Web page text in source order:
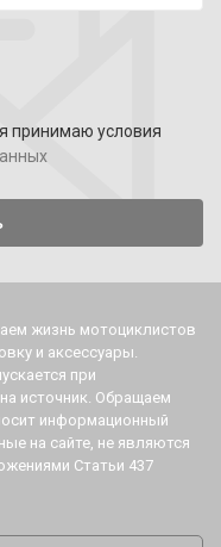
принимаю условия
жизнь мотоциклистов
и аксессуары.
при
источник. Обращаем
информационный
на сайте, не являются
Статьи 437